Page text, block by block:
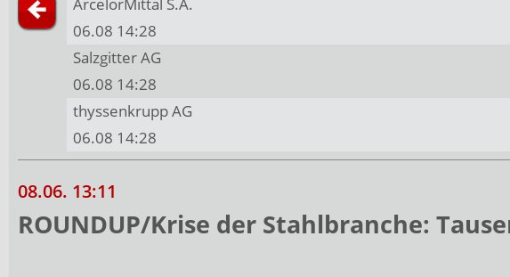
ArcelorMittal S.A.
06.08 14:28
Salzgitter AG
06.08 14:28
thyssenkrupp AG
06.08 14:28
08.06. 13:11
ROUNDUP/Krise der Stahlbranche: